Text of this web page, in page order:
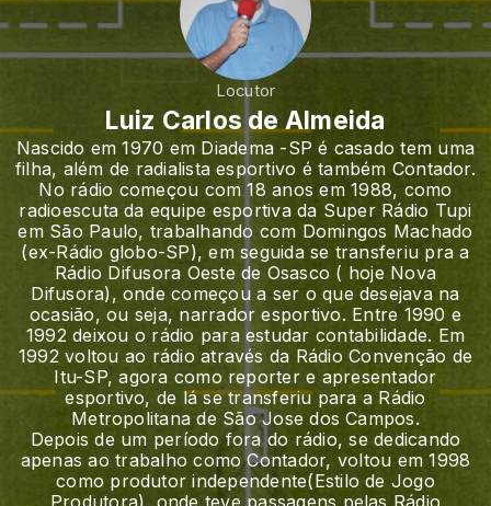
Locutor
Luiz Carlos de Almeida
Nascido em 1970 em Diadema -SP é casado tem uma
filha, além de radialista esportivo é também Contador.
No rádio começou com 18 anos em 1988, como
radioescuta da equipe esportiva da Super Rádio Tupi
em São Paulo, trabalhando com Domingos Machado
(ex-Rádio globo-SP), em seguida se transferiu pra a
Rádio Difusora Oeste de Osasco ( hoje Nova
Difusora), onde começou a ser o que desejava na
ocasião, ou seja, narrador esportivo. Entre 1990 e
1992 deixou o rádio para estudar contabilidade. Em
1992 voltou ao rádio através da Rádio Convenção de
Itu-SP, agora como reporter e apresentador
esportivo, de lá se transferiu para a Rádio
Metropolitana de São Jose dos Campos.
Depois de um período fora do rádio, se dedicando
apenas ao trabalho como Contador, voltou em 1998
como produtor independente(Estilo de Jogo
Produtora), onde teve passagens pelas Rádio